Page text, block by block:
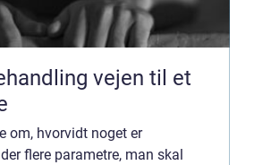
vejen til et
om, hvorvidt noget er
flere parametre, man skal